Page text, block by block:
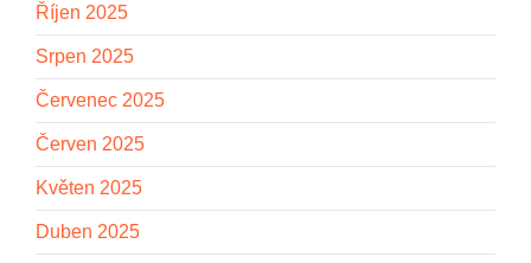
Říjen 2025
Srpen 2025
Červenec 2025
Červen 2025
Květen 2025
Duben 2025